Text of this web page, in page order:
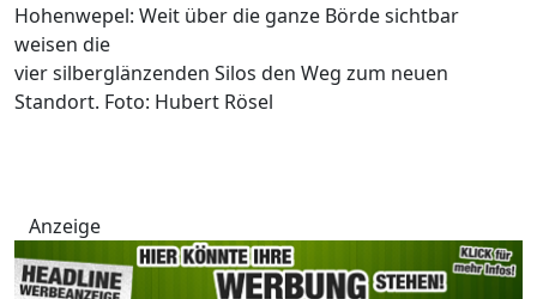
Hohenwepel: Weit über die ganze Börde sichtbar
weisen die
vier silberglänzenden Silos den Weg zum neuen
Standort. Foto: Hubert Rösel
Anzeige